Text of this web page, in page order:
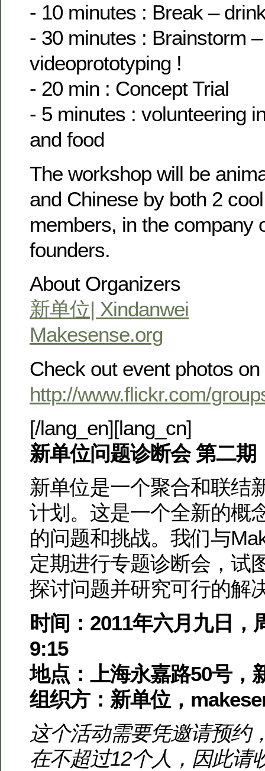
- 10 minutes : Break –
- 30 minutes : Brainstorm
videoprototyping !
- 20 min : Concept Trial
- 5 minutes : volunteering
and food
The workshop will be
and Chinese by both 2
members, in the company
founders.
About Organizers
新单位| Xindanwei
Makesense.org
Check out event photos
http://www.flickr.com/
[/lang_en][lang_cn]
新单位问题诊断会 第二期
新单位是一个聚合和联结
计划。这是一个全新的概
的问题和挑战。我们与
定期进行专题诊断会，试
探讨问题并研究可行的解
时间：2011年六月九日，
9:15
地点：上海永嘉路50号，
组织方：新单位，
这个活动需要凭邀请预约
在不超过12个人，因此请